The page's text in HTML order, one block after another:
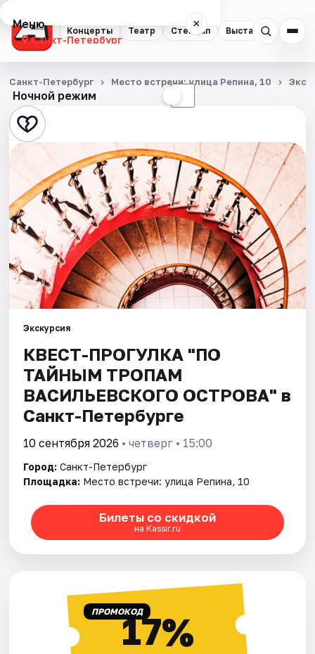
Концерты Театр Стендап Выставки
Меню ×
Санкт-Петербург
Концерты
Театр
Стендап
Выставки
Квесты
Экскурсии
Спорт
События
Города
Площадки
Артисты
Рейтинги
Ночной режим ☾
Санкт-Петербург Место встречи: улица Репина, 10
Экскурсия
КВЕСТ-ПРОГУЛКА "ПО
ТАЙНЫМ ТРОПАМ
ВАСИЛЬЕВСКОГО ОСТРОВА" в
Санкт-Петербурге
10 сентября 2026 • четверг • 15:00
Город: Санкт-Петербург
Площадка: Место встречи: улица Репина, 10
Билеты со скидкой
на Kassir.ru
ПРОМОКОД17%